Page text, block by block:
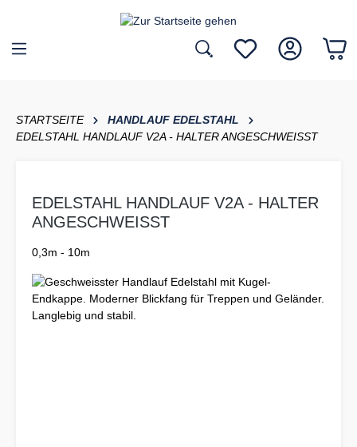
STARTSEITE
HANDLAUF EDELSTAHL
EDELSTAHL HANDLAUF V2A - HALTER ANGESCHWEISST
EDELSTAHL HANDLAUF V2A - HALTER
ANGESCHWEISST
0,3m - 10m